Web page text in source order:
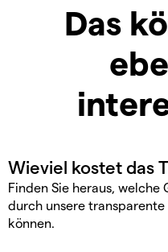
Das
Finden Sie heraus, welche
durch unsere
können.